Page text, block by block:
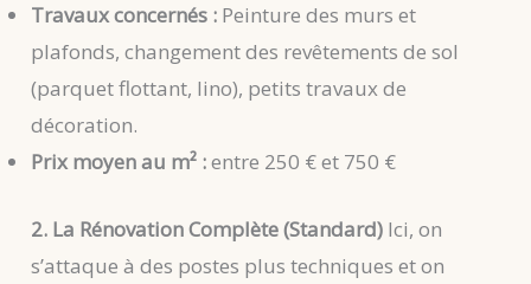
Travaux concernés : Peinture des murs et
plafonds, changement des revêtements de sol
(parquet flottant, lino), petits travaux de
décoration.
Prix moyen au m² :entre 250 € et 750 €
2. La Rénovation Complète (Standard) Ici, on
s’attaque à des postes plus techniques et on